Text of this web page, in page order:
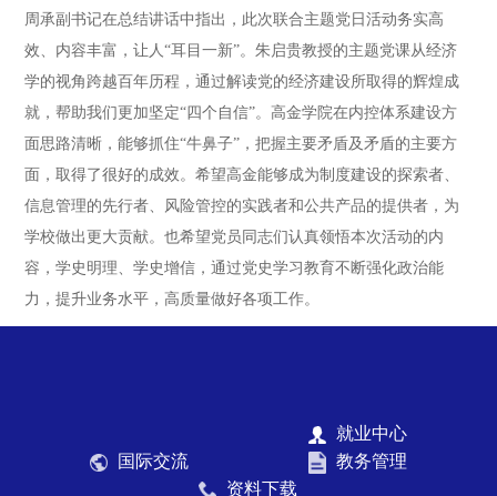
周承副书记在总结讲话中指出，此次联合主题党日活动务实高
效、内容丰富，让人“耳目一新”。朱启贵教授的主题党课从经济
学的视角跨越百年历程，通过解读党的经济建设所取得的辉煌成
就，帮助我们更加坚定“四个自信”。高金学院在内控体系建设方
面思路清晰，能够抓住“牛鼻子”，把握主要矛盾及矛盾的主要方
面，取得了很好的成效。希望高金能够成为制度建设的探索者、
信息管理的先行者、风险管控的实践者和公共产品的提供者，为
学校做出更大贡献。也希望党员同志们认真领悟本次活动的内
容，学史明理、学史增信，通过党史学习教育不断强化政治能
力，提升业务水平，高质量做好各项工作。
就业中心
国际交流
教务管理
资料下载